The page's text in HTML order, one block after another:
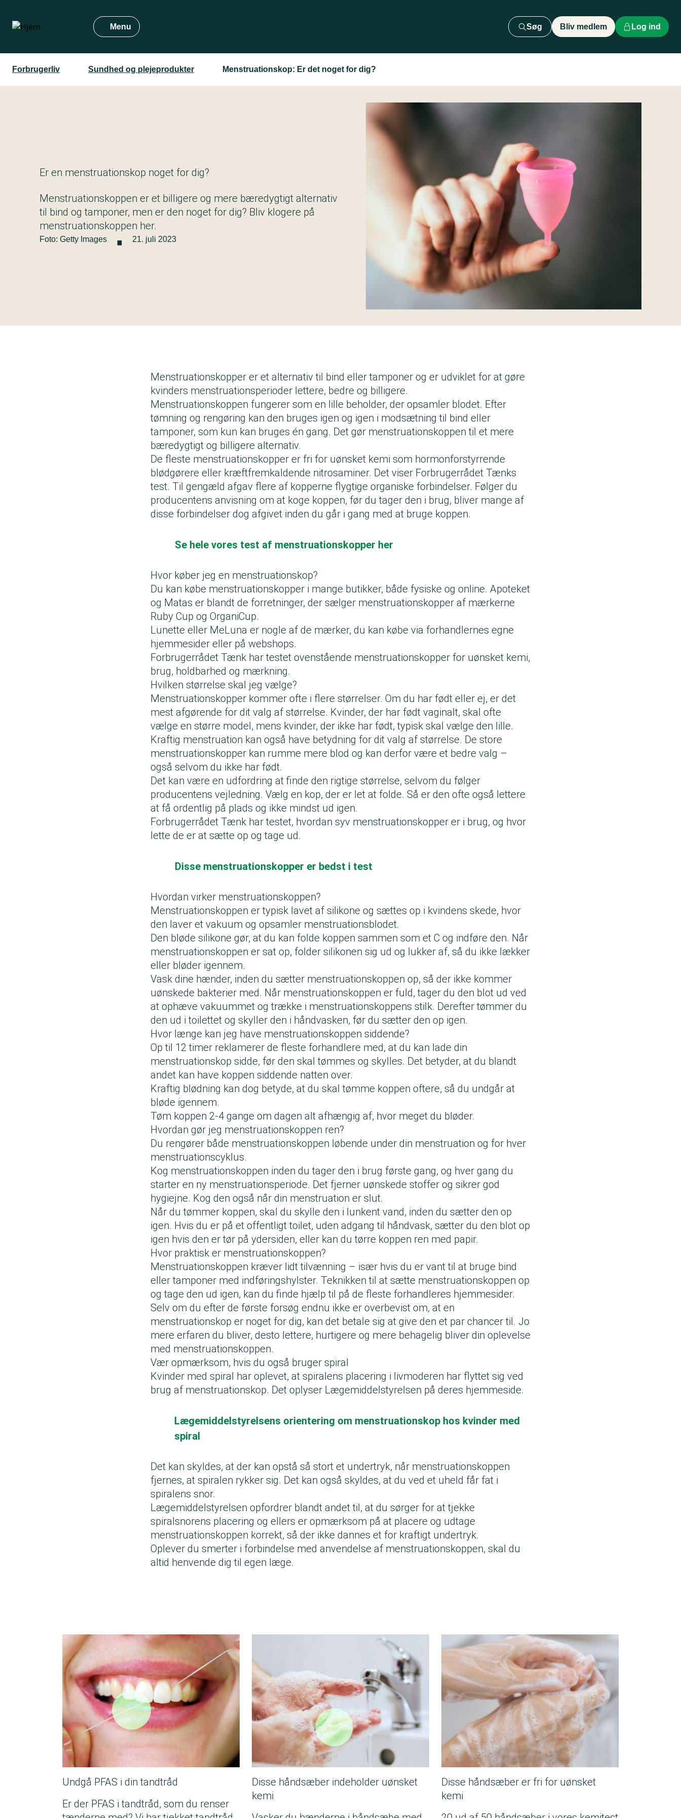
hovedindhold
Menu Søg Bliv medlem Log ind
Forbrugerliv Sundhed og plejeprodukter Menstruationskop: Er det noget for dig?
Er en menstruationskop noget for dig?
Menstruationskoppen er et billigere og mere bæredygtigt alternativ
til bind og tamponer, men er den noget for dig? Bliv klogere på
menstruationskoppen her.
Foto: Getty Images · 21. juli 2023
Menstruationskopper er et alternativ til bind eller tamponer og er udviklet for at gøre
kvinders menstruationsperioder lettere, bedre og billigere.
Menstruationskoppen fungerer som en lille beholder, der opsamler blodet. Efter
tømning og rengøring kan den bruges igen og igen i modsætning til bind eller
tamponer, som kun kan bruges én gang. Det gør menstruationskoppen til et mere
bæredygtigt og billigere alternativ.
De fleste menstruationskopper er fri for uønsket kemi som hormonforstyrrende
blødgørere eller kræftfremkaldende nitrosaminer. Det viser Forbrugerrådet Tænks
test. Til gengæld afgav flere af kopperne flygtige organiske forbindelser. Følger du
producentens anvisning om at koge koppen, før du tager den i brug, bliver mange af
disse forbindelser dog afgivet inden du går i gang med at bruge koppen.
Se hele vores test af menstruationskopper her
Hvor køber jeg en menstruationskop?
Du kan købe menstruationskopper i mange butikker, både fysiske og online. Apoteket
og Matas er blandt de forretninger, der sælger menstruationskopper af mærkerne
Ruby Cup og OrganiCup.
Lunette eller MeLuna er nogle af de mærker, du kan købe via forhandlernes egne
hjemmesider eller på webshops.
Forbrugerrådet Tænk har testet ovenstående menstruationskopper for uønsket kemi,
brug, holdbarhed og mærkning.
Hvilken størrelse skal jeg vælge?
Menstruationskopper kommer ofte i flere størrelser. Om du har født eller ej, er det
mest afgørende for dit valg af størrelse. Kvinder, der har født vaginalt, skal ofte
vælge en større model, mens kvinder, der ikke har født, typisk skal vælge den lille.
Kraftig menstruation kan også have betydning for dit valg af størrelse. De store
menstruationskopper kan rumme mere blod og kan derfor være et bedre valg –
også selvom du ikke har født.
Det kan være en udfordring at finde den rigtige størrelse, selvom du følger
producentens vejledning. Vælg en kop, der er let at folde. Så er den ofte også lettere
at få ordentlig på plads og ikke mindst ud igen.
Forbrugerrådet Tænk har testet, hvordan syv menstruationskopper er i brug, og hvor
lette de er at sætte op og tage ud.
Disse menstruationskopper er bedst i test
Hvordan virker menstruationskoppen?
Menstruationskoppen er typisk lavet af silikone og sættes op i kvindens skede, hvor
den laver et vakuum og opsamler menstruationsblodet.
Den bløde silikone gør, at du kan folde koppen sammen som et C og indføre den. Når
menstruationskoppen er sat op, folder silikonen sig ud og lukker af, så du ikke lækker
eller bløder igennem.
Vask dine hænder, inden du sætter menstruationskoppen op, så der ikke kommer
uønskede bakterier med. Når menstruationskoppen er fuld, tager du den blot ud ved
at ophæve vakuummet og trække i menstruationskoppens stilk. Derefter tømmer du
den ud i toilettet og skyller den i håndvasken, før du sætter den op igen.
Hvor længe kan jeg have menstruationskoppen siddende?
Op til 12 timer reklamerer de fleste forhandlere med, at du kan lade din
menstruationskop sidde, før den skal tømmes og skylles. Det betyder, at du blandt
andet kan have koppen siddende natten over.
Kraftig blødning kan dog betyde, at du skal tømme koppen oftere, så du undgår at
bløde igennem.
Tøm koppen 2-4 gange om dagen alt afhængig af, hvor meget du bløder.
Hvordan gør jeg menstruationskoppen ren?
Du rengører både menstruationskoppen løbende under din menstruation og for hver
menstruationscyklus.
Kog menstruationskoppen inden du tager den i brug første gang, og hver gang du
starter en ny menstruationsperiode. Det fjerner uønskede stoffer og sikrer god
hygiejne. Kog den også når din menstruation er slut.
Når du tømmer koppen, skal du skylle den i lunkent vand, inden du sætter den op
igen. Hvis du er på et offentligt toilet, uden adgang til håndvask, sætter du den blot op
igen hvis den er tør på ydersiden, eller kan du tørre koppen ren med papir.
Hvor praktisk er menstruationskoppen?
Menstruationskoppen kræver lidt tilvænning – især hvis du er vant til at bruge bind
eller tamponer med indføringshylster. Teknikken til at sætte menstruationskoppen op
og tage den ud igen, kan du finde hjælp til på de fleste forhandleres hjemmesider.
Selv om du efter de første forsøg endnu ikke er overbevist om, at en
menstruationskop er noget for dig, kan det betale sig at give den et par chancer til. Jo
mere erfaren du bliver, desto lettere, hurtigere og mere behagelig bliver din oplevelse
med menstruationskoppen.
Vær opmærksom, hvis du også bruger spiral
Kvinder med spiral har oplevet, at spiralens placering i livmoderen har flyttet sig ved
brug af menstruationskop. Det oplyser Lægemiddelstyrelsen på deres hjemmeside.
Lægemiddelstyrelsens orientering om menstruationskop hos kvinder med
spiral
Det kan skyldes, at der kan opstå så stort et undertryk, når menstruationskoppen
fjernes, at spiralen rykker sig. Det kan også skyldes, at du ved et uheld får fat i
spiralens snor.
Lægemiddelstyrelsen opfordrer blandt andet til, at du sørger for at tjekke
spiralsnorens placering og ellers er opmærksom på at placere og udtage
menstruationskoppen korrekt, så der ikke dannes et for kraftigt undertryk.
Oplever du smerter i forbindelse med anvendelse af menstruationskoppen, skal du
altid henvende dig til egen læge.
Undgå PFAS i din tandtråd
Er der PFAS i tandtråd, som du renser
Disse håndsæber indeholder uønsket
kemi
Disse håndsæber er fri for uønsket
kemi